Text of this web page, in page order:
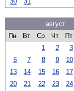
август
Пн
Вт Ср Чт Пт
1
2 3
6
7 8 9 10
13
14 15 16 17
20
21 22 23 24